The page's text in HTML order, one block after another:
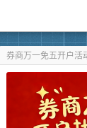
券商万一免五开户活